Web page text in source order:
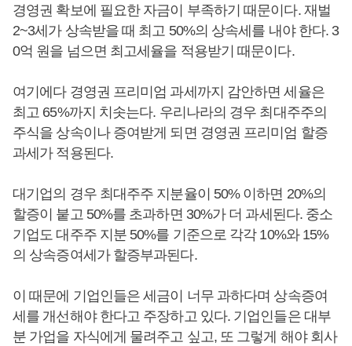
경영권 확보에 필요한 자금이 부족하기 때문이다. 재벌
2~3세가 상속받을 때 최고 50%의 상속세를 내야 한다. 3
0억 원을 넘으면 최고세율을 적용받기 때문이다.
여기에다 경영권 프리미엄 과세까지 감안하면 세율은
최고 65%까지 치솟는다. 우리나라의 경우 최대주주의
주식을 상속이나 증여받게 되면 경영권 프리미엄 할증
과세가 적용된다.
대기업의 경우 최대주주 지분율이 50% 이하면 20%의
할증이 붙고 50%를 초과하면 30%가 더 과세된다. 중소
기업도 대주주 지분 50%를 기준으로 각각 10%와 15%
의 상속증여세가 할증부과된다.
이 때문에 기업인들은 세금이 너무 과하다며 상속증여
세를 개선해야 한다고 주장하고 있다. 기업인들은 대부
분 가업을 자식에게 물려주고 싶고, 또 그렇게 해야 회사